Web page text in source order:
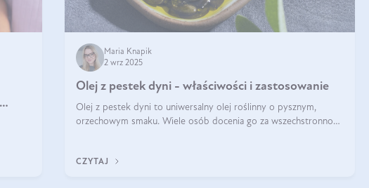
Maria Knapik
2 wrz 2025
Olej z pestek dyni - właściwości i zastosowanie
Olej z pestek dyni to uniwersalny olej roślinny o pysznym,
orzechowym smaku. Wiele osób docenia go za wszechstronność,
CZYTAJ